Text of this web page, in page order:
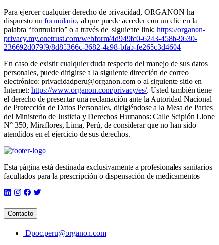
Para ejercer cualquier derecho de privacidad, ORGANON ha
dispuesto un formulario, al que puede acceder con un clic en la
palabra “formulario” o a través del siguiente link: https://organon-
privacy.my.onetrust.com/webform/4d949fc0-6243-458b-9630-
236692d079f9/8d83366c-3682-4a98-bfab-fe265c3d4604
En caso de existir cualquier duda respecto del manejo de sus datos
personales, puede dirigirse a la siguiente dirección de correo
electrónico: privacidadperu@organon.com o al siguiente sitio en
Internet: https://www.organon.com/privacy/es/. Usted también tiene
el derecho de presentar una reclamación ante la Autoridad Nacional
de Protección de Datos Personales, dirigiéndose a la Mesa de Partes
del Ministerio de Justicia y Derechos Humanos: Calle Scipión Llone
N° 350, Miraflores, Lima, Perú, de considerar que no han sido
atendidos en el ejercicio de sus derechos.
Esta página está destinada exclusivamente a profesionales sanitarios
facultados para la prescripción o dispensación de medicamentos
Contacto
Dpoc.peru@organon.com